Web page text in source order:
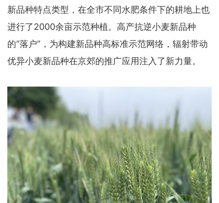
新品种特点类型，在全市不同水肥条件下的耕地上也
进行了2000余亩示范种植。高产抗逆小麦新品种
的“落户”，为构建新品种高标准示范网络，辐射带动
优异小麦新品种在京郊的推广应用注入了新力量。